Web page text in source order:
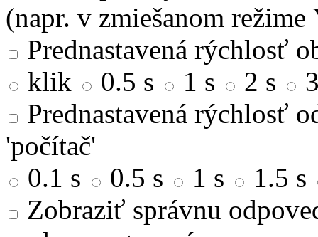
(napr. v zmiešanom režime
Prednastavená rýchlosť
klik
0.5 s 1 s 2 s
Prednastavená rýchlosť
'počítač'
0.1 s
0.5 s 1 s
1.5 s
Zobraziť správnu